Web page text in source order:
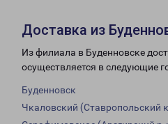
Доставка из
Из филиала в Буденновске
осуществляется в следующие
Буденновск
Чкаловский (Ставропольский